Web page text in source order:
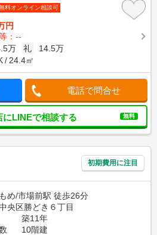
料オンライン相談可
円
：--
万 礼
14.5万
24.4㎡
電話で問合せ
にLINEで相談する 無料
初期費用に注目
め/市場前駅 徒歩26分
央区勝どき６丁目
築11年
10階建